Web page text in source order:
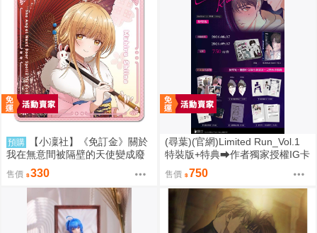
預購
【小凜社】《免訂金》關於
我在無意間被隔壁的天使變成廢
柴這件事2 椎名真晝 新年 萬聖節
紅葉 聖誕節 杯墊
售價 330
(尋葉)(官網)Limited Run_Vol.1
特裝版+特典⮕作者獨家授權IG卡
*1、作者獨家授權透卡*1(9/7預購
結束後將不提供) 26年11月預購
尋葉 漫畫特裝版 BL 買動漫
售價 750